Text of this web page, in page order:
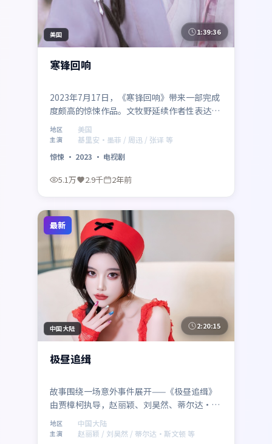
美国 1:39:36
寒锋回响
2023年7月17日，《寒锋回响》带来一部完成
度颇高的惊悚作品。文牧野延续作者性表达，
基里安·墨菲、周迅、张译、赵涛、章子怡、
孙俪在群像中各据立场，冲突升级自然。制作
来自美国，适合偏好社会议题与类型融合的影
迷。
地区 美国
主演
基里安·墨菲 / 周迅 / 张译 等
惊悚 · 2023 · 电视剧
5.1万 2.9千 2年前
最新
中国大陆 2:20:15
极昼追缉
故事围绕一场意外事件展开——《极昼追缉》
由贾樟柯执导，赵丽颖、刘昊然、蒂尔达·斯
文顿、杨幂联袂出演，中国大陆取景与制作。
2020年11月25日 登陆各平台后，以动漫类型
地区 中国大陆
主演
赵丽颖 / 刘昊然 / 蒂尔达·斯文顿 等